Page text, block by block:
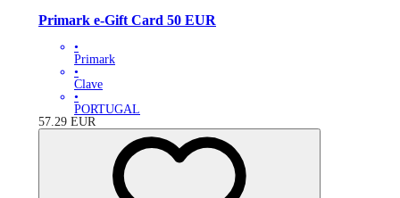
Primark e-Gift Card 50 EUR
•
Primark
•
Clave
•
PORTUGAL
57.29 EUR